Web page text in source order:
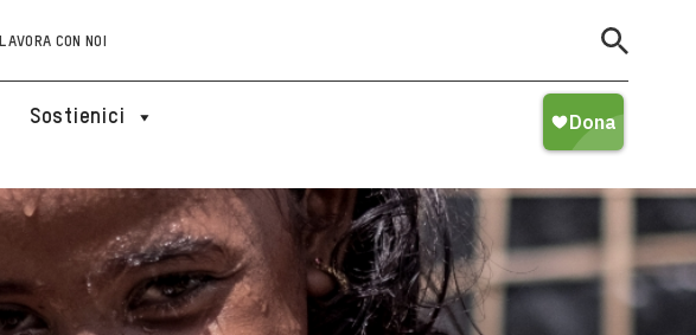
LAVORA CON NOI
Sostienici